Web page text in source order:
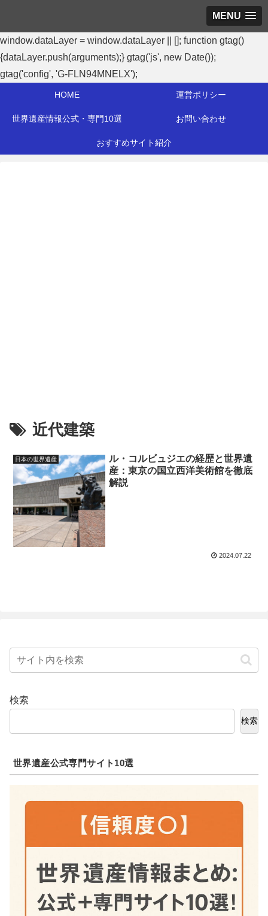
MENU
window.dataLayer = window.dataLayer || []; function gtag()
{dataLayer.push(arguments);} gtag('js', new Date());
gtag('config', 'G-FLN94MNELX');
HOME 運営ポリシー
世界遺産情報公式・専門10選 お問い合わせ
おすすめサイト紹介
近代建築
日本の世界遺産
ル・コルビュジエの経歴と世界遺
産：東京の国立西洋美術館を徹底
解説
2024.07.22
検索
検索
世界遺産公式専門サイト10選